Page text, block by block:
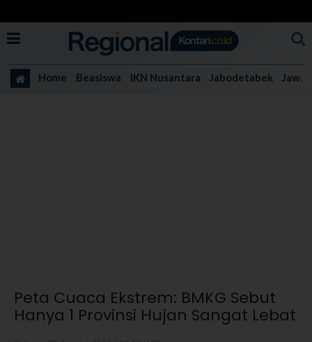
Home Beasiswa IKN Nusantara Jabodetabek Jawa
Peta Cuaca Ekstrem: BMKG Sebut
Hanya 1 Provinsi Hujan Sangat Lebat